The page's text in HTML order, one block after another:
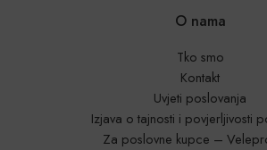
O nama
Tko smo
Kontakt
Uvjeti poslovanja
Izjava o tajnosti i povjerljivosti
Za poslovne kupce –